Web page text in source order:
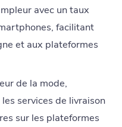
avec un taux
facilitant
et aux plateformes
de la mode,
services de livraison
sur les plateformes